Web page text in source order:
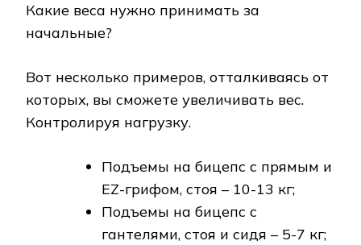
Какие веса нужно принимать за
начальные?
Вот несколько примеров, отталкиваясь от
которых, вы сможете увеличивать вес.
Контролируя нагрузку.
Подъемы на бицепс с прямым и
EZ-грифом, стоя – 10-13 кг;
Подъемы на бицепс с
гантелями, стоя и сидя – 5-7 кг;